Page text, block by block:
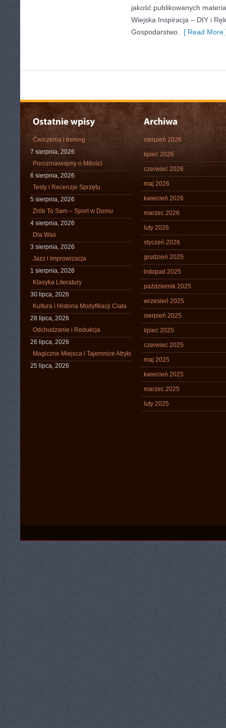
jakość publikowanych
Wiejska Inspiracja – DIY i
Gospodarstwo.
[ Read More
Ćwiczenia i trening
7 sierpnia, 2026
Porozmawiajmy o Miłości
6 sierpnia, 2026
Testy i Recenzje Sprzętu
5 sierpnia, 2026
Zrób To Sam – Sport w Domu
4 sierpnia, 2026
Dla Was
3 sierpnia, 2026
Jazz i Improwizacja
1 sierpnia, 2026
Klasyka Literatury
30 lipca, 2026
Kultura i Historia Modyfikacji Ciała
28 lipca, 2026
Odchudzanie i Redukcja
26 lipca, 2026
Magiczne Miejsca i Tajemnice Afryki
25 lipca, 2026
sierpień 2026
lipiec 2026
czerwiec 2026
maj 2026
kwiecień 2026
marzec 2026
luty 2026
styczeń 2026
grudzień 2025
listopad 2025
październik 2025
wrzesień 2025
sierpień 2025
lipiec 2025
czerwiec 2025
maj 2025
kwiecień 2025
marzec 2025
luty 2025